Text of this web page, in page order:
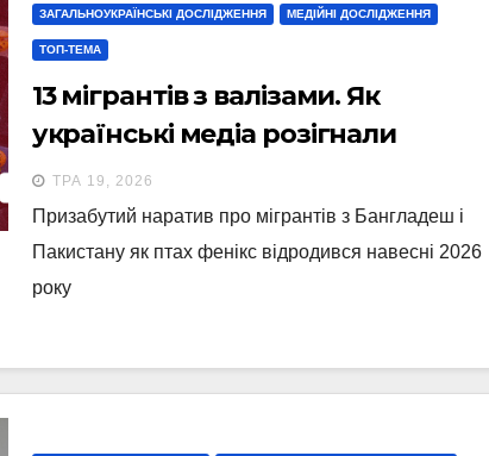
ЗАГАЛЬНОУКРАЇНСЬКІ ДОСЛІДЖЕННЯ МЕДІЙНІ ДОСЛІДЖЕННЯ
ТОП-ТЕМА
13 мігрантів з валізами. Як
українські медіа розігнали
російський наратив про
“заміщення українців”
ТРА 19, 2026
Призабутий наратив про мігрантів з Бангладеш і
Пакистану як птах фенікс відродився навесні 2026
року